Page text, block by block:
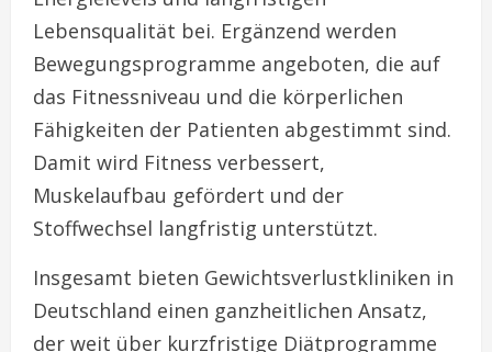
Lebensqualität bei. Ergänzend werden
Bewegungsprogramme angeboten, die auf
das Fitnessniveau und die körperlichen
Fähigkeiten der Patienten abgestimmt sind.
Damit wird Fitness verbessert,
Muskelaufbau gefördert und der
Stoffwechsel langfristig unterstützt.
Insgesamt bieten Gewichtsverlustkliniken in
Deutschland einen ganzheitlichen Ansatz,
der weit über kurzfristige Diätprogramme